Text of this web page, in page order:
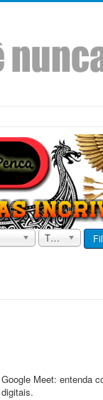
Todos
Google Meet: entenda
digitais.